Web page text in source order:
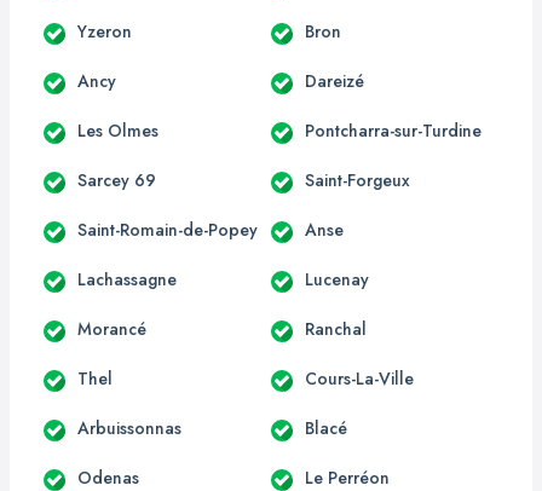
Yzeron Bron
Ancy Dareizé
Les Olmes Pontcharra-sur-Turdine
Sarcey 69 Saint-Forgeux
Saint-Romain-de-Popey Anse
Lachassagne Lucenay
Morancé Ranchal
Thel Cours-La-Ville
Arbuissonnas Blacé
Odenas Le Perréon